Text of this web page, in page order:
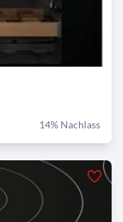
14% Nachlass